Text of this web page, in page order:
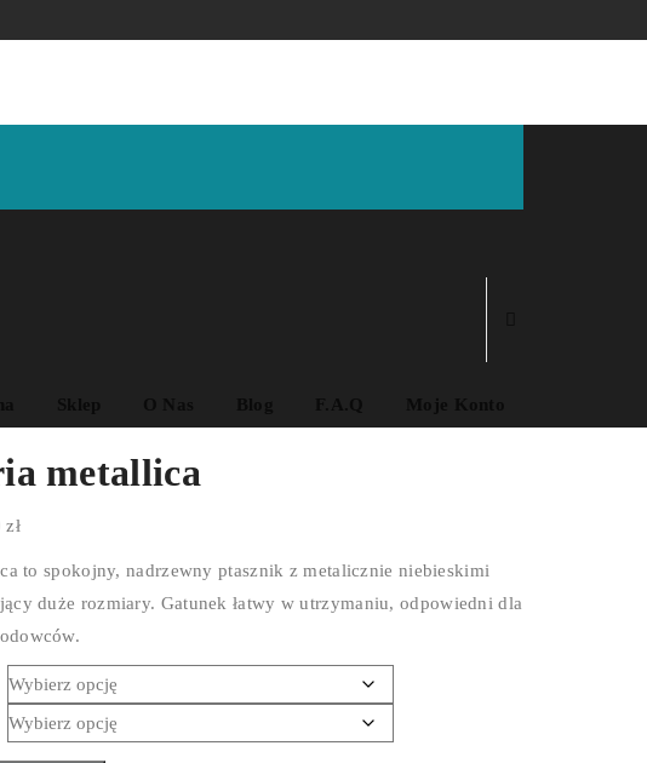
metallica
złZakres
500,00 zł
to spokojny, nadrzewny ptasznik z metalicznie niebieskimi
duże rozmiary. Gatunek łatwy w utrzymaniu, odpowiedni dla